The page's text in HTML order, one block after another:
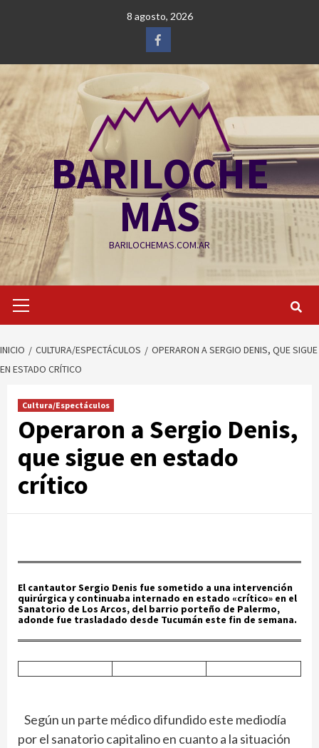
8 agosto, 2026
Facebook
BARILOCHE
MÁS
BARILOCHEMAS.COM.AR
primario
INICIO CULTURA/ESPECTÁCULOS
OPERARON A SERGIO DENIS, QUE SIGUE
EN ESTADO CRÍTICO
Cultura/Espectáculos
Operaron a Sergio Denis,
que sigue en estado
crítico
El cantautor Sergio Denis fue sometido a una intervención
quirúrgica y continuaba internado en estado «crítico» en el
Sanatorio de Los Arcos, del barrio porteño de Palermo,
adonde fue trasladado desde Tucumán este fin de semana.
Según un parte médico difundido este mediodía
por el sanatorio capitalino en cuanto a la situación